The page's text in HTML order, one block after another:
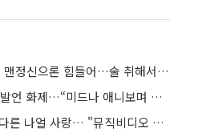
'해피투게더3' 신혜선 "춤 맨정신으론 힘들어…술 취해서만 놀아요" 엉뚱 매력 폭소!
신혜선, “별명은 집순이” 발언 화제…“미드나 애니보며 라면 먹으며 스트레스 풀어”
'해피투게더3' 신혜선, 남다른 나얼 사랑… "뮤직비디오 무보수 출연할 것"